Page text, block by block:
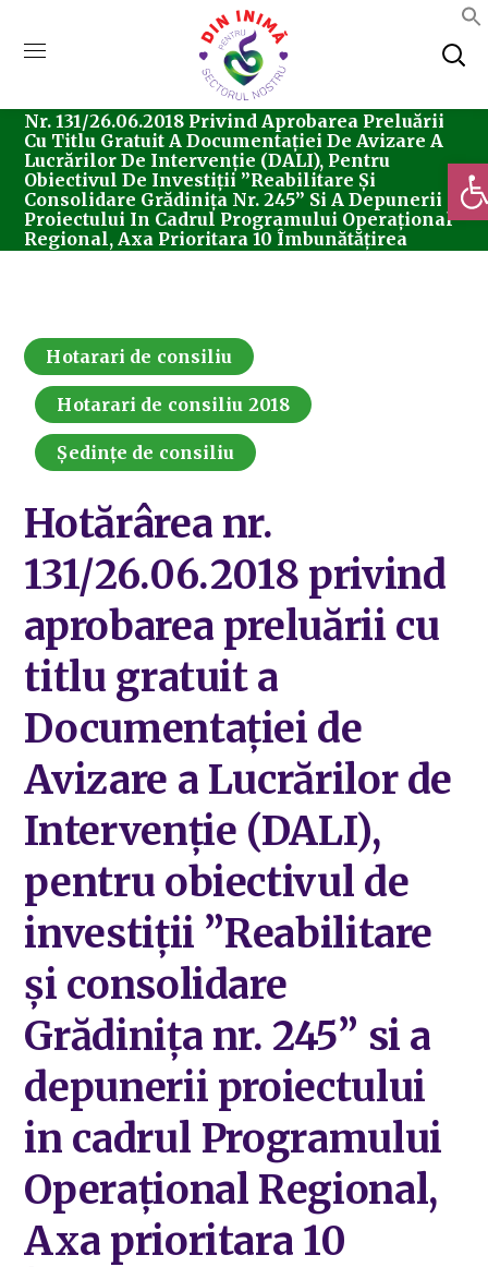
Consiliul Local Sector 5
Hotarari De Consiliu
Nr. 131/26.06.2018 Privind Aprobarea Preluării
Cu Titlu Gratuit A Documentației De Avizare A
Lucrărilor De Intervenție (DALI), Pentru
Obiectivul De Investiții ”Reabilitare Și
Consolidare Grădinița Nr. 245” Si A Depunerii
Proiectului In Cadrul Programului Operațional
Regional, Axa Prioritara 10 Îmbunătățirea
Hotarari de consiliu
Hotarari de consiliu 2018
Ședințe de consiliu
Hotărârea nr.
131/26.06.2018 privind
aprobarea preluării cu
titlu gratuit a
Documentației de
Avizare a Lucrărilor de
Intervenție (DALI),
pentru obiectivul de
investiții ”Reabilitare
și consolidare
Grădinița nr. 245” si a
depunerii proiectului
in cadrul Programului
Operațional Regional,
Axa prioritara 10